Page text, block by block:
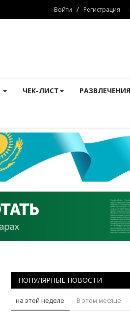
Войти / Регистрация
ЧЕК-ЛИСТ РАЗВЛЕЧЕНИЯ
ПОПУЛЯРНЫЕ НОВОСТИ
на этой неделе В этом месяце